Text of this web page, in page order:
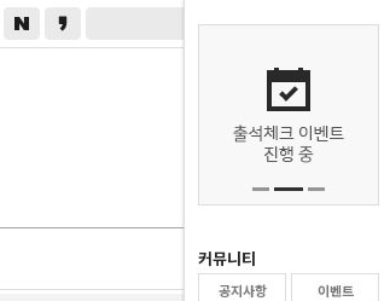
커뮤니티
공지사항
이벤트